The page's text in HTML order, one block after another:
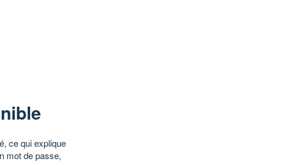
ce qui explique
mot de passe,